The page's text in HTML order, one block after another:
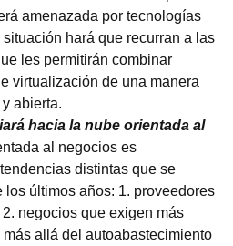
amenazada por tecnologías
hará que recurran a las
les permitirán combinar
virtualización de una manera
abierta.
hacia la nube orientada al
al negocios es
distintas que se
los últimos años: 1. proveedores
negocios que exigen más
allá del autoabastecimiento